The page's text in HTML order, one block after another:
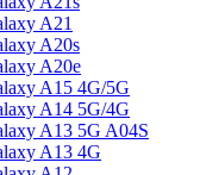
A21
A20s
A20e
A15 4G/5G
A14 5G/4G
A13 5G A04S
A13 4G